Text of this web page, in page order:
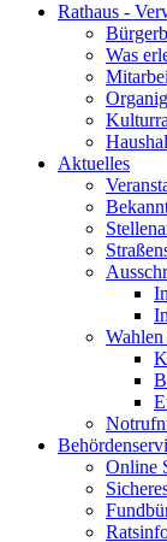
Rathaus -
Was
Aktuelles
Online